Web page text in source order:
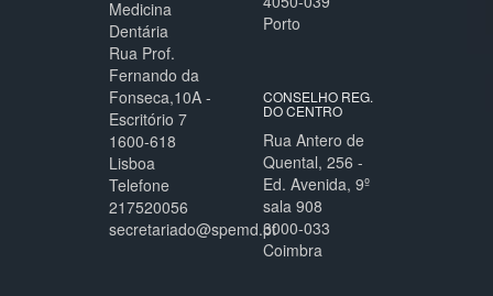
Medicina
Dentária
Rua Prof.
Fernando da
Fonseca,10A -
Escritório 7
1600-618
Lisboa
Telefone
217520056
secretariado@spemd.pt
Porto
CONSELHO REG.
DO CENTRO
Rua Antero de
Quental, 256 -
Ed. Avenida, 9º
sala 908
3000-033
Coimbra